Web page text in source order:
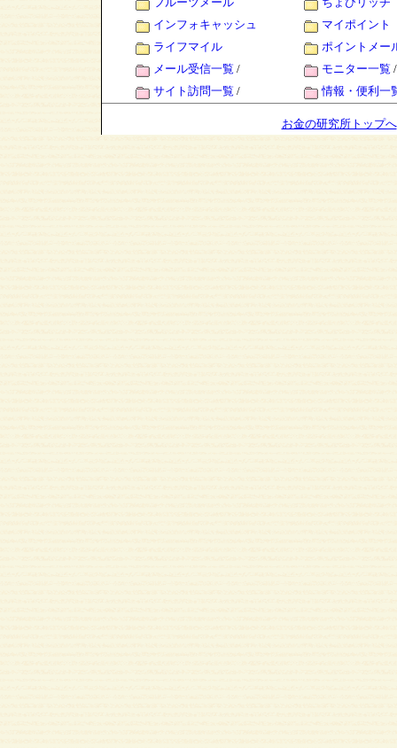
インフォキャッシュ
マイポイント
ライフマイル
ポイントメー
メール受信一覧 / モニター一覧 /
サイト訪問一覧 / 情報・便利一
お金の研究所トップへ